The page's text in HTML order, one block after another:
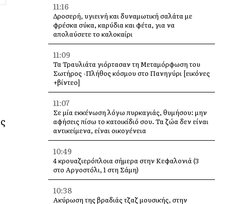
11:16
Δροσερή, υγιεινή και δυναμωτική σαλάτα με
φρέσκα σύκα, καρύδια και φέτα, για να
απολαύσετε το καλοκαίρι
11:09
Τα Τραυλιάτα γιόρτασαν τη Μεταμόρφωση του
Σωτήρος -Πλήθος κόσμου στο Πανηγύρι [εικόνες
+βίντεο]
11:07
Σε μία εκκένωση λόγω πυρκαγιάς, θυμήσου: μην
αφήσεις πίσω το κατοικίδιό σου. Τα ζώα δεν είναι
αντικείμενα, είναι οικογένεια
10:49
4 κρουαζιερόπλοια σήμερα στην Κεφαλονιά (3
στο Αργοστόλι, 1 στη Σάμη)
10:38
Ακύρωση της βραδιάς τζαζ μουσικής, στην